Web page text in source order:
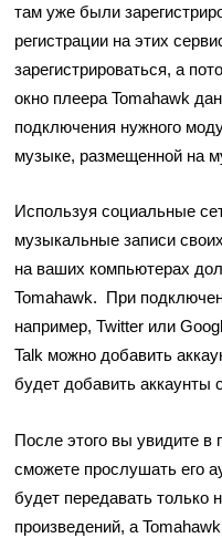
там уже были
регистрации на этих
зарегистрироваться, а
окно плеера Tomahawk
подключения нужного
музыке, размещенной на
Используя социальные
музыкальные записи
на ваших компьютерах
Tomahawk. При
например, Twitter или
Talk можно добавить
будет добавить аккаунты
После этого вы увидите в
сможете прослушать его
будет передавать только
произведений, а